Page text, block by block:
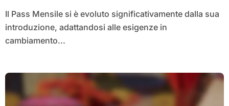
Il Pass Mensile si è evoluto significativamente dalla sua
introduzione, adattandosi alle esigenze in
cambiamento...